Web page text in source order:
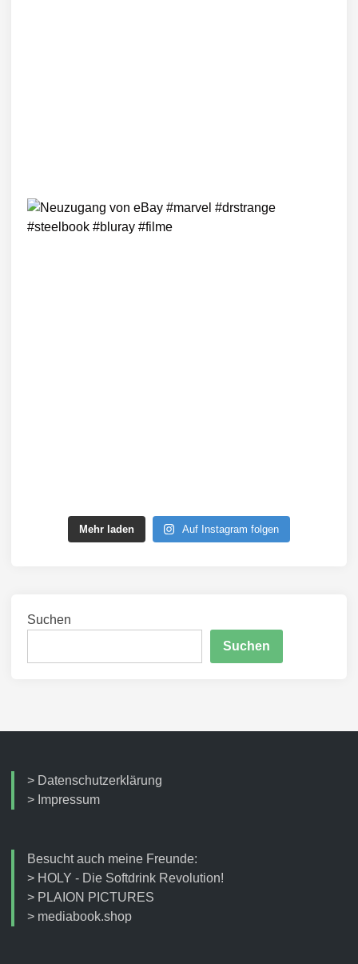
Mehr laden Auf Instagram folgen
Suchen
Suchen
> Datenschutzerklärung
> Impressum
Besucht auch meine Freunde:
> HOLY - Die Softdrink Revolution!
> PLAION PICTURES
> mediabook.shop